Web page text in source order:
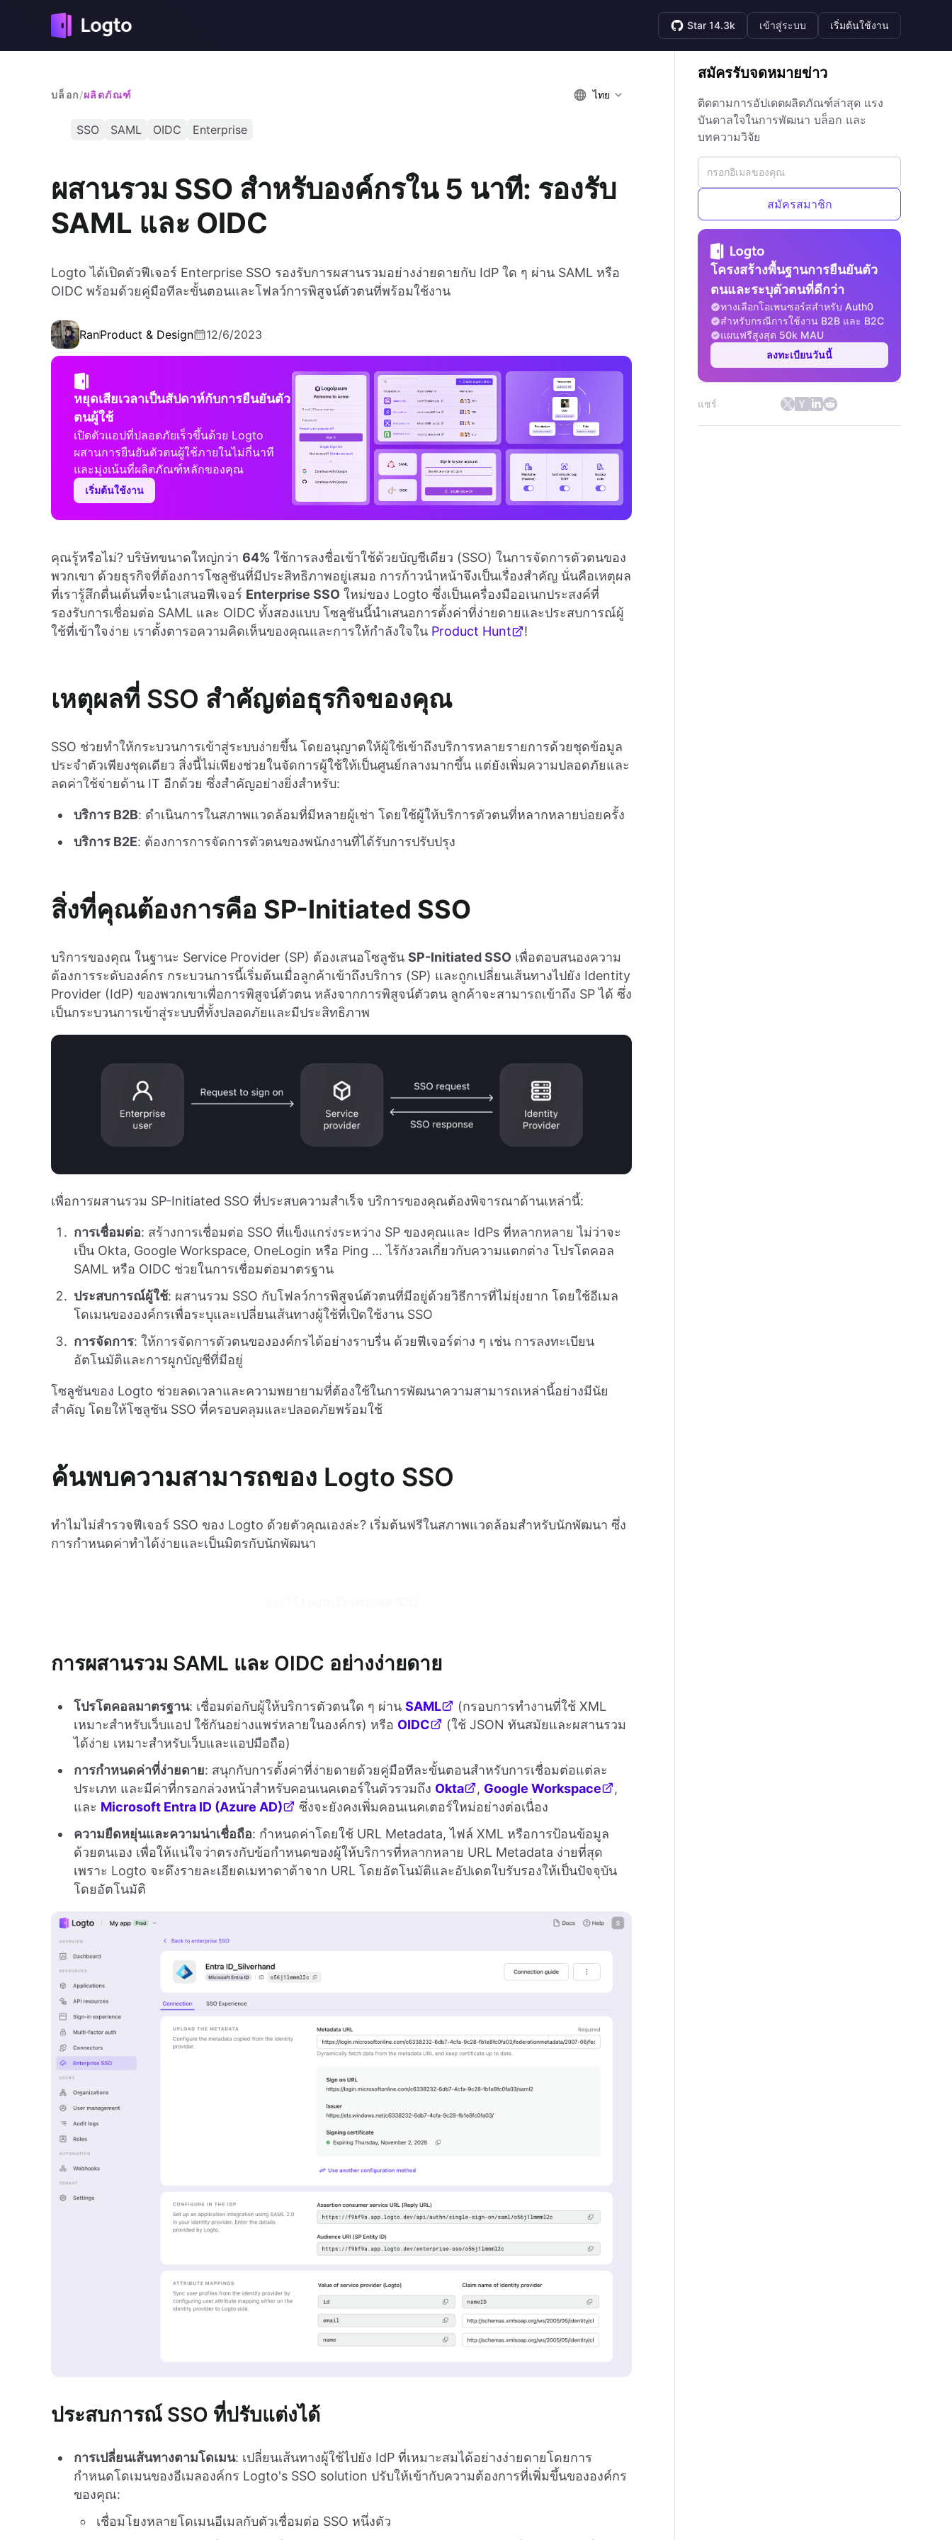
Star 14.3k เข้าสู่ระบบ เริ่มต้นใช้งาน
บล็อก/ผลิตภัณฑ์ ไทย
SSO SAML OIDC Enterprise
ผสานรวม SSO สำหรับองค์กรใน 5 นาที: รองรับ
SAML และ OIDC
Logto ได้เปิดตัวฟีเจอร์ Enterprise SSO รองรับการผสานรวมอย่างง่ายดายกับ IdP ใด ๆ ผ่าน SAML หรือ
OIDC พร้อมด้วยคู่มือทีละขั้นตอนและโฟลว์การพิสูจน์ตัวตนที่พร้อมใช้งาน
RanProduct & Design 12/6/2023
หยุดเสียเวลาเป็นสัปดาห์กับการยืนยันตัว
ตนผู้ใช้
เปิดตัวแอปที่ปลอดภัยเร็วขึ้นด้วย Logto
ผสานการยืนยันตัวตนผู้ใช้ภายในไม่กี่นาที
และมุ่งเน้นที่ผลิตภัณฑ์หลักของคุณ
เริ่มต้นใช้งาน
คุณรู้หรือไม่? บริษัทขนาดใหญ่กว่า 64% ใช้การลงชื่อเข้าใช้ด้วยบัญชีเดียว (SSO) ในการจัดการตัวตนของ
พวกเขา ด้วยธุรกิจที่ต้องการโซลูชันที่มีประสิทธิภาพอยู่เสมอ การก้าวนำหน้าจึงเป็นเรื่องสำคัญ นั่นคือเหตุผล
ที่เรารู้สึกตื่นเต้นที่จะนำเสนอฟีเจอร์ Enterprise SSO ใหม่ของ Logto ซึ่งเป็นเครื่องมืออเนกประสงค์ที่
รองรับการเชื่อมต่อ SAML และ OIDC ทั้งสองแบบ โซลูชันนี้นำเสนอการตั้งค่าที่ง่ายดายและประสบการณ์ผู้
ใช้ที่เข้าใจง่าย เราตั้งตารอความคิดเห็นของคุณและการให้กำลังใจใน Product Hunt !
เหตุผลที่ SSO สำคัญต่อธุรกิจของคุณ
SSO ช่วยทำให้กระบวนการเข้าสู่ระบบง่ายขึ้น โดยอนุญาตให้ผู้ใช้เข้าถึงบริการหลายรายการด้วยชุดข้อมูล
ประจำตัวเพียงชุดเดียว สิ่งนี้ไม่เพียงช่วยในจัดการผู้ใช้ให้เป็นศูนย์กลางมากขึ้น แต่ยังเพิ่มความปลอดภัยและ
ลดค่าใช้จ่ายด้าน IT อีกด้วย ซึ่งสำคัญอย่างยิ่งสำหรับ:
บริการ B2B: ดำเนินการในสภาพแวดล้อมที่มีหลายผู้เช่า โดยใช้ผู้ให้บริการตัวตนที่หลากหลายบ่อยครั้ง
บริการ B2E: ต้องการการจัดการตัวตนของพนักงานที่ได้รับการปรับปรุง
สิ่งที่คุณต้องการคือ SP-Initiated SSO
บริการของคุณ ในฐานะ Service Provider (SP) ต้องเสนอโซลูชัน SP-Initiated SSO เพื่อตอบสนองความ
ต้องการระดับองค์กร กระบวนการนี้เริ่มต้นเมื่อลูกค้าเข้าถึงบริการ (SP) และถูกเปลี่ยนเส้นทางไปยัง Identity
Provider (IdP) ของพวกเขาเพื่อการพิสูจน์ตัวตน หลังจากการพิสูจน์ตัวตน ลูกค้าจะสามารถเข้าถึง SP ได้ ซึ่ง
เป็นกระบวนการเข้าสู่ระบบที่ทั้งปลอดภัยและมีประสิทธิภาพ
เพื่อการผสานรวม SP-Initiated SSO ที่ประสบความสำเร็จ บริการของคุณต้องพิจารณาด้านเหล่านี้:
การเชื่อมต่อ: สร้างการเชื่อมต่อ SSO ที่แข็งแกร่งระหว่าง SP ของคุณและ IdPs ที่หลากหลาย ไม่ว่าจะ
เป็น Okta, Google Workspace, OneLogin หรือ Ping … ไร้กังวลเกี่ยวกับความแตกต่าง โปรโตคอล
SAML หรือ OIDC ช่วยในการเชื่อมต่อมาตรฐาน
ประสบการณ์ผู้ใช้: ผสานรวม SSO กับโฟลว์การพิสูจน์ตัวตนที่มีอยู่ด้วยวิธีการที่ไม่ยุ่งยาก โดยใช้อีเมล
โดเมนขององค์กรเพื่อระบุและเปลี่ยนเส้นทางผู้ใช้ที่เปิดใช้งาน SSO
การจัดการ: ให้การจัดการตัวตนขององค์กรได้อย่างราบรื่น ด้วยฟีเจอร์ต่าง ๆ เช่น การลงทะเบียน
อัตโนมัติและการผูกบัญชีที่มีอยู่
โซลูชันของ Logto ช่วยลดเวลาและความพยายามที่ต้องใช้ในการพัฒนาความสามารถเหล่านี้อย่างมีนัย
สำคัญ โดยให้โซลูชัน SSO ที่ครอบคลุมและปลอดภัยพร้อมใช้
ค้นพบความสามารถของ Logto SSO
ทำไมไม่สำรวจฟีเจอร์ SSO ของ Logto ด้วยตัวคุณเองล่ะ? เริ่มต้นฟรีในสภาพแวดล้อมสำหรับนักพัฒนา ซึ่ง
การกำหนดค่าทำได้ง่ายและเป็นมิตรกับนักพัฒนา
การผสานรวม SAML และ OIDC อย่างง่ายดาย
โปรโตคอลมาตรฐาน: เชื่อมต่อกับผู้ให้บริการตัวตนใด ๆ ผ่าน SAML
(กรอบการทำงานที่ใช้ XML
เหมาะสำหรับเว็บแอป ใช้กันอย่างแพร่หลายในองค์กร) หรือ OIDC
(ใช้ JSON ทันสมัยและผสานรวม
ได้ง่าย เหมาะสำหรับเว็บและแอปมือถือ)
การกำหนดค่าที่ง่ายดาย: สนุกกับการตั้งค่าที่ง่ายดายด้วยคู่มือทีละขั้นตอนสำหรับการเชื่อมต่อแต่ละ
ประเภท และมีค่าที่กรอกล่วงหน้าสำหรับคอนเนคเตอร์ในตัวรวมถึง Okta , Google Workspace
,
และ Microsoft Entra ID (Azure AD)
ซึ่งจะยังคงเพิ่มคอนเนคเตอร์ใหม่อย่างต่อเนื่อง
ความยืดหยุ่นและความน่าเชื่อถือ: กำหนดค่าโดยใช้ URL Metadata, ไฟล์ XML หรือการป้อนข้อมูล
ด้วยตนเอง เพื่อให้แน่ใจว่าตรงกับข้อกำหนดของผู้ให้บริการที่หลากหลาย URL Metadata ง่ายที่สุด
เพราะ Logto จะดึงรายละเอียดเมทาดาต้าจาก URL โดยอัตโนมัติและอัปเดตใบรับรองให้เป็นปัจจุบัน
โดยอัตโนมัติ
ประสบการณ์ SSO ที่ปรับแต่งได้
การเปลี่ยนเส้นทางตามโดเมน: เปลี่ยนเส้นทางผู้ใช้ไปยัง IdP ที่เหมาะสมได้อย่างง่ายดายโดยการ
กำหนดโดเมนของอีเมลองค์กร Logto's SSO solution ปรับให้เข้ากับความต้องการที่เพิ่มขึ้นขององค์กร
ของคุณ:
เชื่อมโยงหลายโดเมนอีเมลกับตัวเชื่อมต่อ SSO หนึ่งตัว
สมัครรับจดหมายข่าว
ติดตามการอัปเดตผลิตภัณฑ์ล่าสุด แรง
บันดาลใจในการพัฒนา บล็อก และ
บทความวิจัย
สมัครสมาชิก
โครงสร้างพื้นฐานการยืนยันตัว
ตนและระบุตัวตนที่ดีกว่า
ทางเลือกโอเพนซอร์สสำหรับ Auth0
สำหรับกรณีการใช้งาน B2B และ B2C
แผนฟรีสูงสุด 50k MAU
ลงทะเบียนวันนี้
แชร์